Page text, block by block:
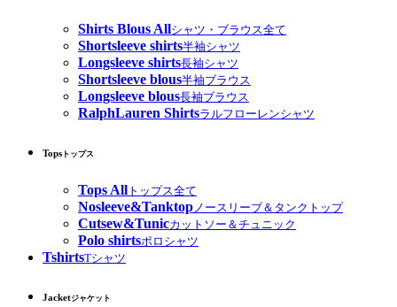
Shirts Blous Allシャツ・ブラウス全て
Shortsleeve shirts半袖シャツ
Longsleeve shirts長袖シャツ
Shortsleeve blous半袖ブラウス
Longsleeve blous長袖ブラウス
RalphLauren Shirtsラルフローレンシャツ
Tops トップス
Tops All トップス全て
Nosleeve&Tanktop ノースリーブ＆タンクトップ
Cutsew&Tunicカットソー＆チュニック
Polo shirtsポロシャツ
TshirtsTシャツ
Jacketジャケット